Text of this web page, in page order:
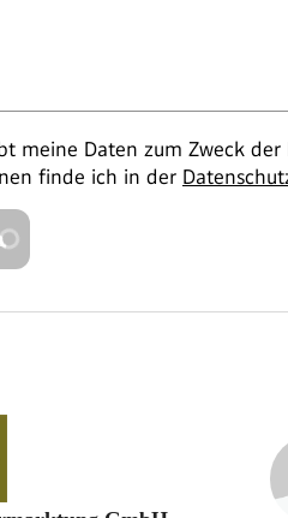
meine Daten zum Zweck
finde ich in der